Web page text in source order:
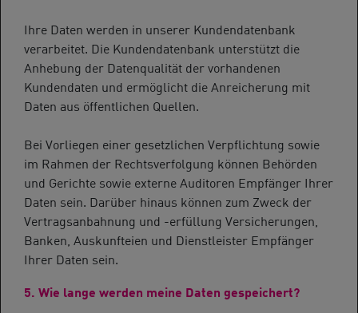
Ihre Daten werden in unserer Kundendatenbank
verarbeitet. Die Kundendatenbank unterstützt die
Anhebung der Datenqualität der vorhandenen
Kundendaten und ermöglicht die Anreicherung mit
Daten aus öffentlichen Quellen.
Bei Vorliegen einer gesetzlichen Verpflichtung sowie
im Rahmen der Rechtsverfolgung können Behörden
und Gerichte sowie externe Auditoren Empfänger Ihrer
Daten sein. Darüber hinaus können zum Zweck der
Vertragsanbahnung und -erfüllung Versicherungen,
Banken, Auskunfteien und Dienstleister Empfänger
Ihrer Daten sein.
5. Wie lange werden meine Daten gespeichert?